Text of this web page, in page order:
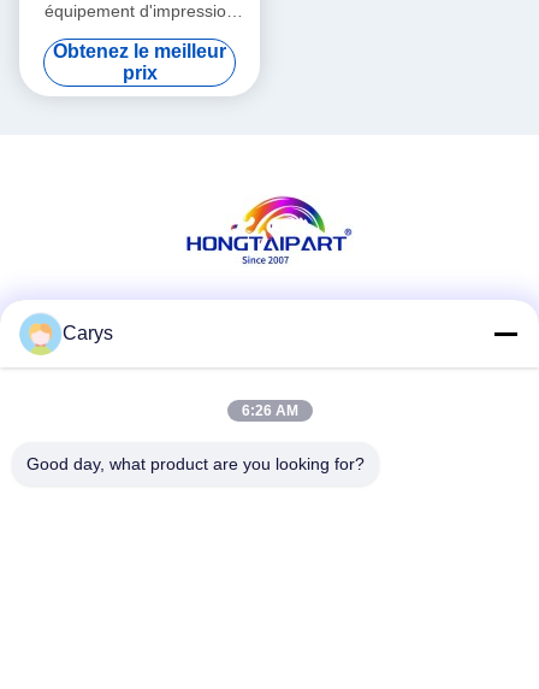
équipement d'impression
laser
Obtenez le meilleur
prix
Carys
6:26 AM
Good day, what product are you looking for?